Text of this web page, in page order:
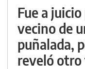
Fue a
vecino de
puñalada,
reveló